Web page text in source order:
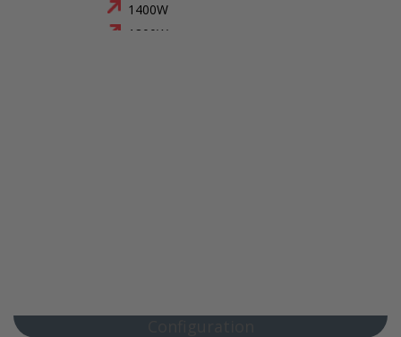
1400W
1800W